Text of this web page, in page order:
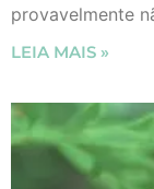
provavelmente
LEIA MAIS »